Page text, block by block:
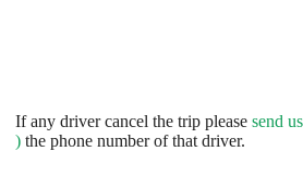
If any driver cancel the trip please send
) the phone number of that driver.